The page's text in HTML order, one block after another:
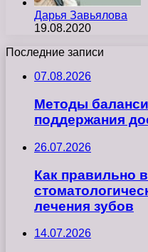
Дарья Завьялова
19.08.2020
Последние записи
07.08.2026
Методы
поддержания
26.07.2026
Как правильно
лечения зубов
14.07.2026